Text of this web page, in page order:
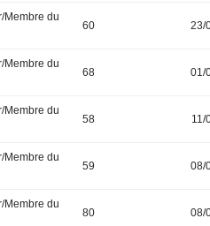
Membre du
60 23/
Membre du
68 01/
Membre du
58 11/
Membre du
59 08/
Membre du
80 08/